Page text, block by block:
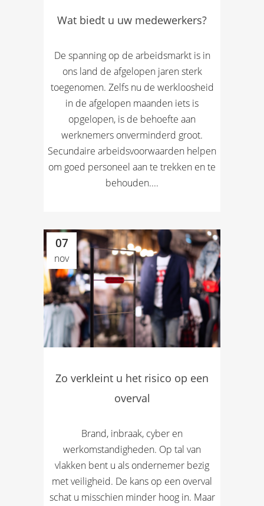
Wat biedt u uw medewerkers?
De spanning op de arbeidsmarkt is in
ons land de afgelopen jaren sterk
toegenomen. Zelfs nu de werkloosheid
in de afgelopen maanden iets is
opgelopen, is de behoefte aan
werknemers onverminderd groot.
Secundaire arbeidsvoorwaarden helpen
om goed personeel aan te trekken en te
behouden....
07
nov
Zo verkleint u het risico op een
overval
Brand, inbraak, cyber en
werkomstandigheden. Op tal van
vlakken bent u als ondernemer bezig
met veiligheid. De kans op een overval
schat u misschien minder hoog in. Maar